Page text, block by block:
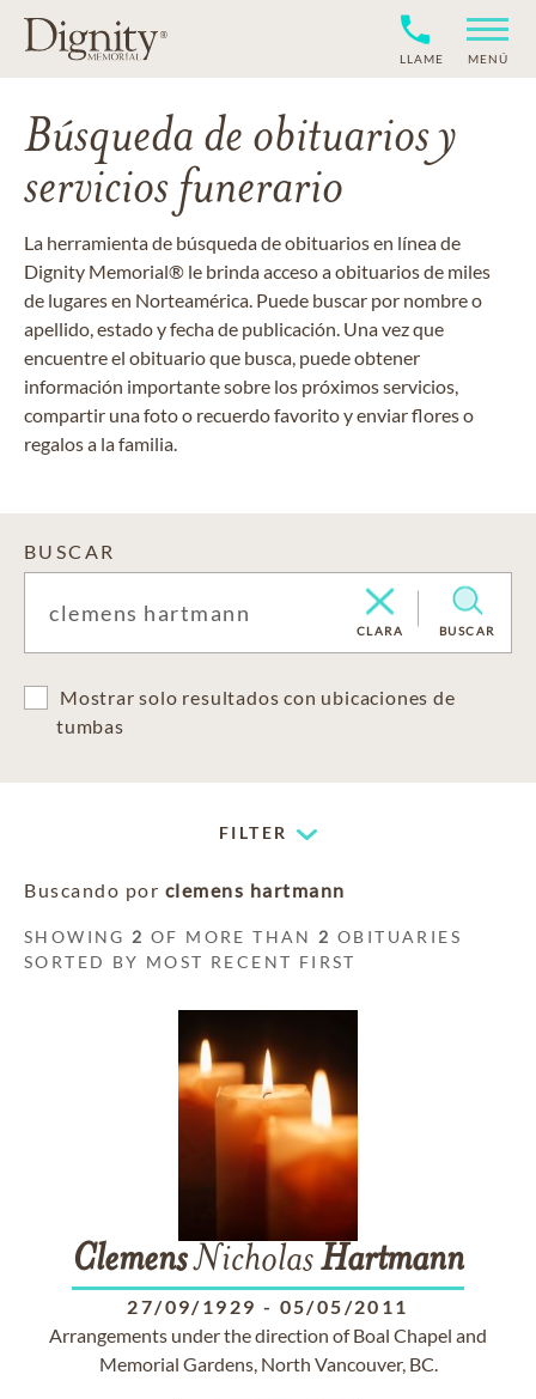
LLAME MENÚ
Búsqueda de obituarios y
servicios funerario
La herramienta de búsqueda de obituarios en línea de
Dignity Memorial® le brinda acceso a obituarios de miles
de lugares en Norteamérica. Puede buscar por nombre o
apellido, estado y fecha de publicación. Una vez que
encuentre el obituario que busca, puede obtener
información importante sobre los próximos servicios,
compartir una foto o recuerdo favorito y enviar flores o
regalos a la familia.
BUSCAR
CLARA BUSCAR
Mostrar solo resultados con ubicaciones de
tumbas
FILTER
Buscando por clemens hartmann
SHOWING 2 OF MORE THAN 2 OBITUARIES
SORTED BY MOST RECENT FIRST
ClemensNicholasHartmann
27/09/1929 - 05/05/2011
Arrangements under the direction of Boal Chapel and
Memorial Gardens, North Vancouver, BC.